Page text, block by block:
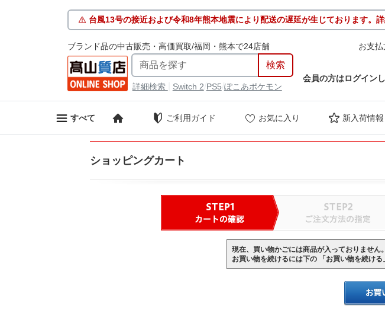
台風13号の接近および令和8年熊本地震により配送の遅延が生じております。
ブランド品の中古販売・高価買取/福岡・熊本で24店舗 お支
詳細検索 Switch 2 PS5 ぽこあポケモン
会員の方はログイン
すべて ご利用ガイド お気に入り 新入荷情報
ショッピングカート
現在、買い物かごには商品が入っておりません。
お買い物を続けるには下の 「お買い物を続ける